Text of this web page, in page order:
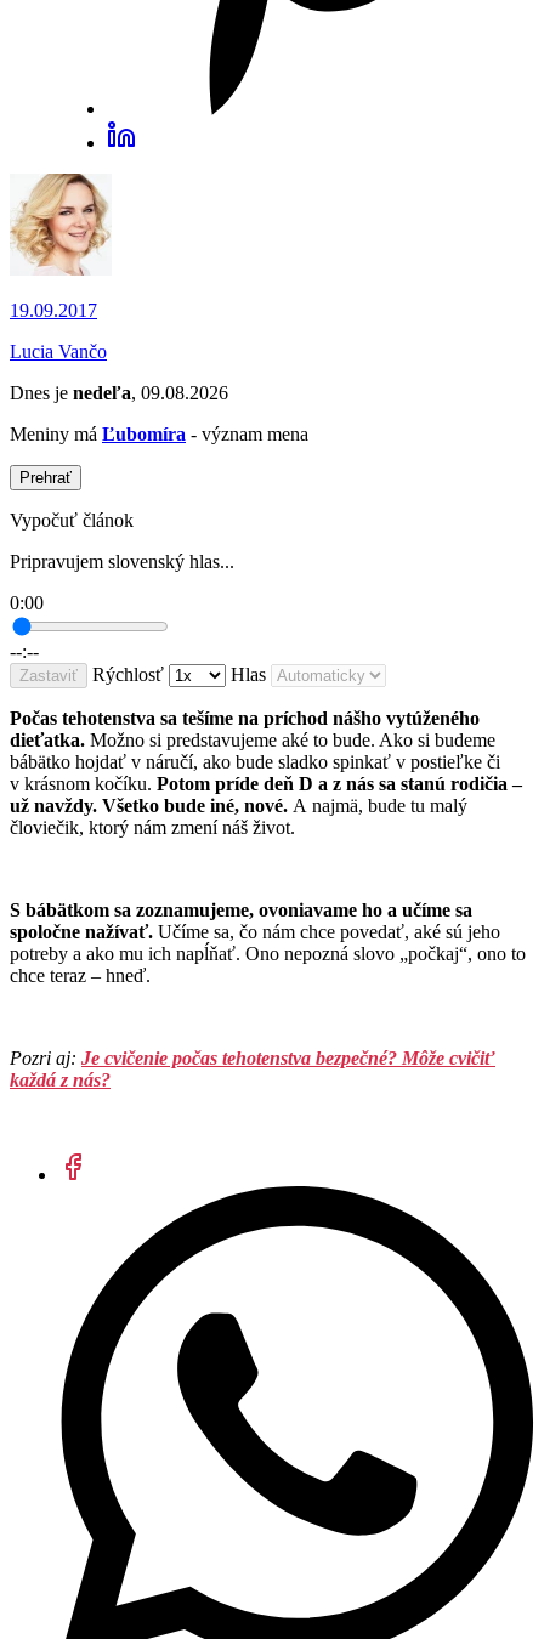
19.09.2017
Lucia Vančo
Dnes je nedeľa, 09.08.2026
Meniny má Ľubomíra - význam mena
Prehrať
Vypočuť článok
Pripravujem slovenský hlas...
0:00
--:--
Zastaviť Rýchlosť Hlas
Počas tehotenstva sa tešíme na príchod nášho vytúženého
dieťatka. Možno si predstavujeme aké to bude. Ako si budeme
bábätko hojdať v náručí, ako bude sladko spinkať v postieľke či
v krásnom kočíku. Potom príde deň D a z nás sa stanú rodičia –
už navždy. Všetko bude iné, nové. A najmä, bude tu malý
človiečik, ktorý nám zmení náš život.
S bábätkom sa zoznamujeme, ovoniavame ho a učíme sa
spoločne nažívať. Učíme sa, čo nám chce povedať, aké sú jeho
potreby a ako mu ich napĺňať. Ono nepozná slovo „počkaj“, ono to
chce teraz – hneď.
Pozri aj: Je cvičenie počas tehotenstva bezpečné? Môže cvičiť
každá z nás?